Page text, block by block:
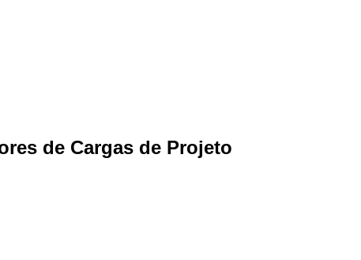
de Cargas de Projeto